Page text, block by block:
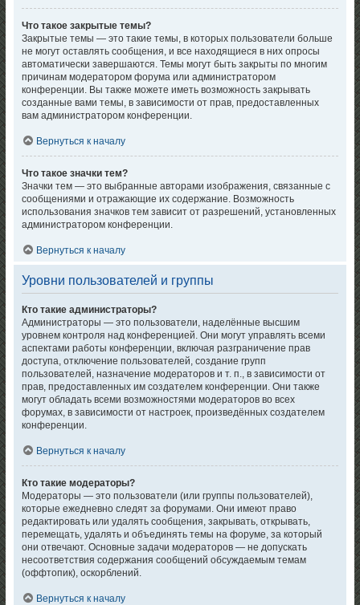
Что такое закрытые темы?
Закрытые темы — это такие темы, в которых пользователи больше
не могут оставлять сообщения, и все находящиеся в них опросы
автоматически завершаются. Темы могут быть закрыты по многим
причинам модератором форума или администратором
конференции. Вы также можете иметь возможность закрывать
созданные вами темы, в зависимости от прав, предоставленных
вам администратором конференции.
Вернуться к началу
Что такое значки тем?
Значки тем — это выбранные авторами изображения, связанные с
сообщениями и отражающие их содержание. Возможность
использования значков тем зависит от разрешений, установленных
администратором конференции.
Вернуться к началу
Уровни пользователей и группы
Кто такие администраторы?
Администраторы — это пользователи, наделённые высшим
уровнем контроля над конференцией. Они могут управлять всеми
аспектами работы конференции, включая разграничение прав
доступа, отключение пользователей, создание групп
пользователей, назначение модераторов и т. п., в зависимости от
прав, предоставленных им создателем конференции. Они также
могут обладать всеми возможностями модераторов во всех
форумах, в зависимости от настроек, произведённых создателем
конференции.
Вернуться к началу
Кто такие модераторы?
Модераторы — это пользователи (или группы пользователей),
которые ежедневно следят за форумами. Они имеют право
редактировать или удалять сообщения, закрывать, открывать,
перемещать, удалять и объединять темы на форуме, за который
они отвечают. Основные задачи модераторов — не допускать
несоответствия содержания сообщений обсуждаемым темам
(оффтопик), оскорблений.
Вернуться к началу